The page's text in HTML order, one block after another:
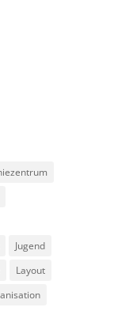
Jugend
Layout